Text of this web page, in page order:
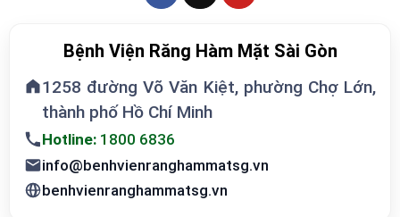
Bệnh Viện Răng Hàm Mặt Sài Gòn
1258 đường Võ Văn Kiệt, phường Chợ Lớn,
thành phố Hồ Chí Minh
Hotline: 1800 6836
info@benhvienranghammatsg.vn
benhvienranghammatsg.vn